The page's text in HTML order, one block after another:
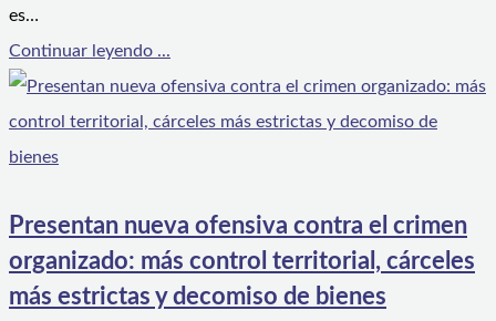
es…
Continuar leyendo ...
Presentan nueva ofensiva contra el crimen
organizado: más control territorial, cárceles
más estrictas y decomiso de bienes